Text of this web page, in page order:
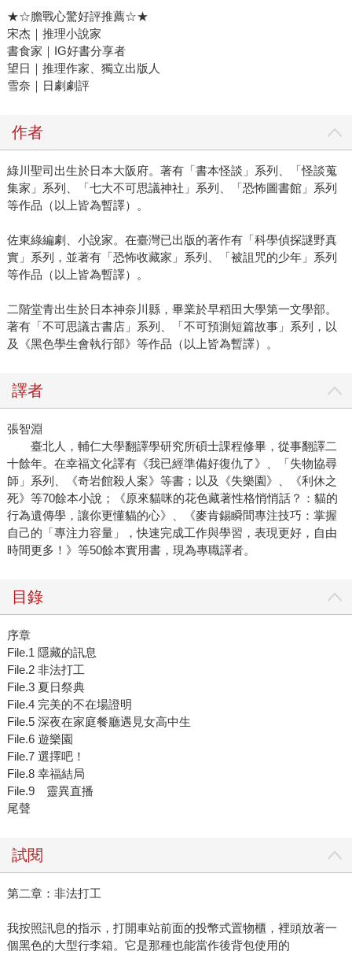
★☆膽戰心驚好評推薦☆★
宋杰｜推理小說家
書食家｜IG好書分享者
望日｜推理作家、獨立出版人
雪奈｜日劇劇評
作者
綠川聖司出生於日本大阪府。著有「書本怪談」系列、「怪談蒐
集家」系列、「七大不可思議神社」系列、「恐怖圖書館」系列
等作品（以上皆為暫譯）。
佐東綠編劇、小說家。在臺灣已出版的著作有「科學偵探謎野真
實」系列，並著有「恐怖收藏家」系列、「被詛咒的少年」系列
等作品（以上皆為暫譯）。
二階堂青出生於日本神奈川縣，畢業於早稻田大學第一文學部。
著有「不可思議古書店」系列、「不可預測短篇故事」系列，以
及《黑色學生會執行部》等作品（以上皆為暫譯）。
譯者
張智淵
臺北人，輔仁大學翻譯學研究所碩士課程修畢，從事翻譯二
十餘年。在幸福文化譯有《我已經準備好復仇了》、「失物協尋
師」系列、《奇岩館殺人案》等書；以及《失樂園》、《利休之
死》等70餘本小說；《原來貓咪的花色藏著性格悄悄話？：貓的
行為遺傳學，讓你更懂貓的心》、《麥肯錫瞬間專注技巧：掌握
自己的「專注力容量」，快速完成工作與學習，表現更好，自由
時間更多！》等50餘本實用書，現為專職譯者。
目錄
序章
File.1 隱藏的訊息
File.2 非法打工
File.3 夏日祭典
File.4 完美的不在場證明
File.5 深夜在家庭餐廳遇見女高中生
File.6 遊樂園
File.7 選擇吧！
File.8 幸福結局
File.9 靈異直播
尾聲
試閱
第二章：非法打工
我按照訊息的指示，打開車站前面的投幣式置物櫃，裡頭放著一
個黑色的大型行李箱。它是那種也能當作後背包使用的